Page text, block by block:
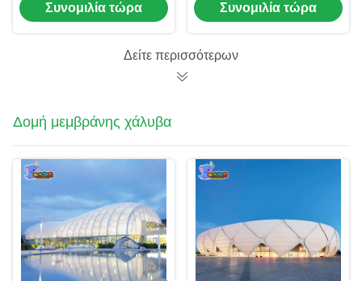
κατασκευή
Συνομιλία τώρα
Εξωτερικός
διασκέδασης
Συνομιλία τώρα
Δείτε περισσότερων
Δομή μεμβράνης χάλυβα